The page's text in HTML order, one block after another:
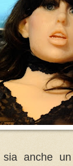
anche